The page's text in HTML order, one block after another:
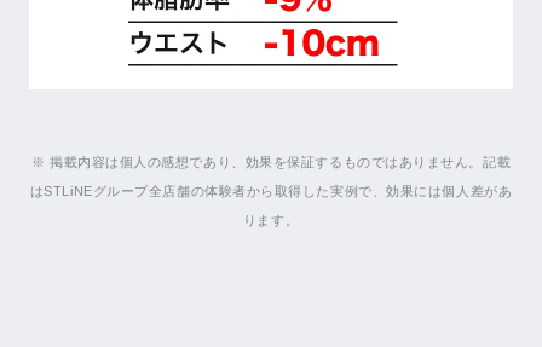
※ 掲載内容は個人の感想であり、効果を保証するものではありません。記載
はSTLiNEグループ全店舗の体験者から取得した実例で、効果には個人差があ
ります。